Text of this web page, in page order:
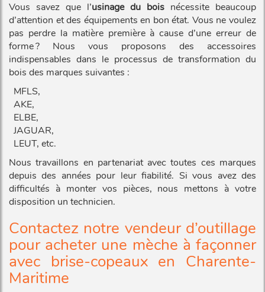
Vous savez que l’usinage du bois nécessite beaucoup
d’attention et des équipements en bon état. Vous ne voulez
pas perdre la matière première à cause d’une erreur de
forme ? Nous vous proposons des accessoires
indispensables dans le processus de transformation du
bois des marques suivantes :
MFLS,
AKE,
ELBE,
JAGUAR,
LEUT, etc.
Nous travaillons en partenariat avec toutes ces marques
depuis des années pour leur fiabilité. Si vous avez des
difficultés à monter vos pièces, nous mettons à votre
disposition un technicien.
Contactez notre vendeur d’outillage
pour acheter une mèche à façonner
avec brise-copeaux en Charente-
Maritime